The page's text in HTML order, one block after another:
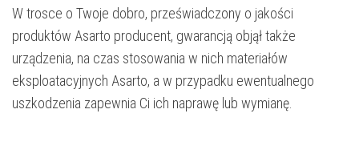
W trosce o Twoje dobro, przeświadczony o jakości
produktów Asarto producent, gwarancją objął także
urządzenia, na czas stosowania w nich materiałów
eksploatacyjnych Asarto, a w przypadku ewentualnego
uszkodzenia zapewnia Ci ich naprawę lub wymianę.